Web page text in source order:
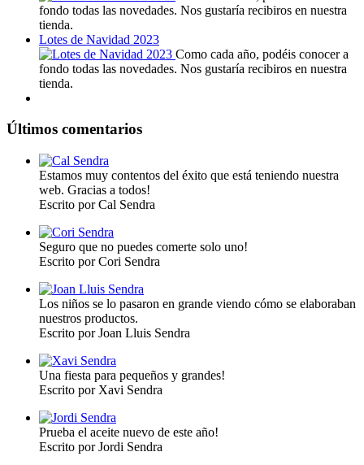
fondo todas las novedades. Nos gustaría recibiros en nuestra
tienda.
Lotes de Navidad 2023
Como cada año, podéis conocer a
fondo todas las novedades. Nos gustaría recibiros en nuestra
tienda.
Últimos comentarios
Estamos muy contentos del éxito que está teniendo nuestra
web. Gracias a todos!
Escrito por Cal Sendra
Seguro que no puedes comerte solo uno!
Escrito por Cori Sendra
Los niños se lo pasaron en grande viendo cómo se elaboraban
nuestros productos.
Escrito por Joan Lluis Sendra
Una fiesta para pequeños y grandes!
Escrito por Xavi Sendra
Prueba el aceite nuevo de este año!
Escrito por Jordi Sendra